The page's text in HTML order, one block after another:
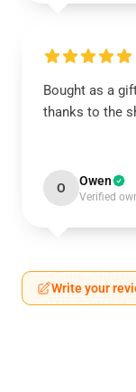
Bought as a
thanks to the
O Owen
Verified
Write your